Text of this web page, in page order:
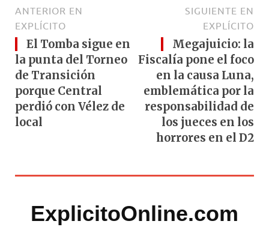
ANTERIOR EN
EXPLÍCITO
El Tomba sigue en
la punta del Torneo
de Transición
porque Central
perdió con Vélez de
local
SIGUIENTE EN
EXPLÍCITO
Megajuicio: la
Fiscalía pone el foco
en la causa Luna,
emblemática por la
responsabilidad de
los jueces en los
horrores en el D2
ExplicitoOnline.com